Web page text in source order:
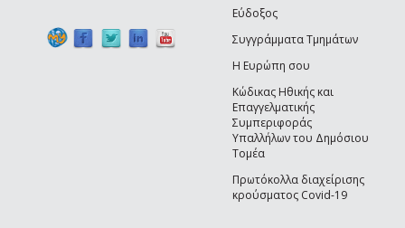
Εύδοξος
Συγγράμματα Τμημάτων
Η Ευρώπη σου
Κώδικας Ηθικής και
Επαγγελματικής
Συμπεριφοράς
Υπαλλήλων του Δημόσιου
Τομέα
Πρωτόκολλα διαχείρισης
κρούσματος Covid-19